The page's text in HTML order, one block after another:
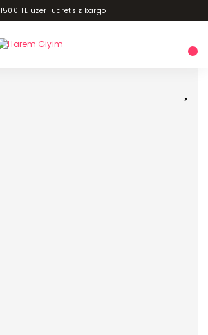
1500 TL üzeri ücretsiz kargo